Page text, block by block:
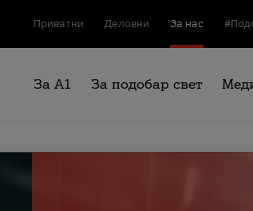
Приватни Деловни За нас
За А1 За подобар свет